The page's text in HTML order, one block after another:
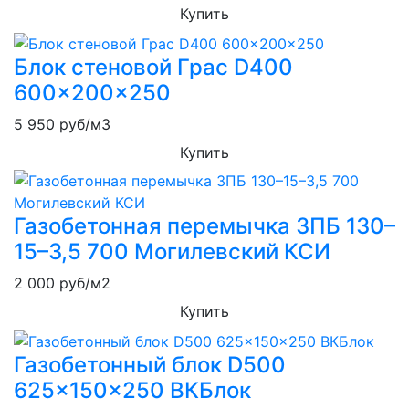
Купить
Блок стеновой Грас D400
600x200x250
5 950 руб/м3
Купить
Газобетонная перемычка 3ПБ 130–
15–3,5 700 Могилевский КСИ
2 000 руб/м2
Купить
Газобетонный блок D500
625x150x250 ВКБлок